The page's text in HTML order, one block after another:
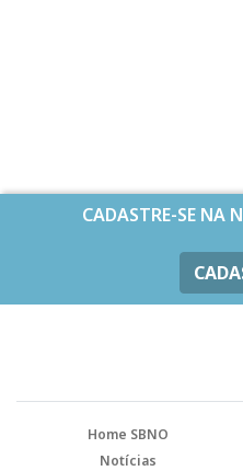
CADASTRE-SE NA
Home SBNO
Notícias